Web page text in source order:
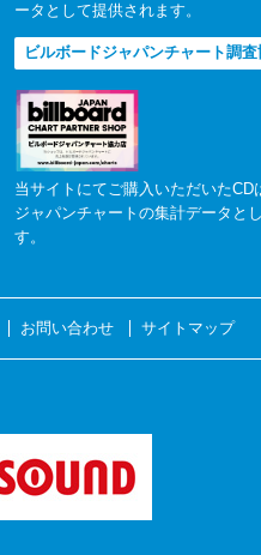
ータとして提供されます。
ビルボードジャパンチャート調
当サイトにてご購入いただいたCD
ジャパンチャートの集計データと
す。
お問い合わせ サイトマップ